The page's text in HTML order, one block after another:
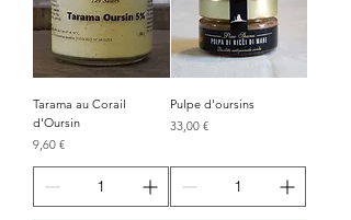
Tarama au Corail
d'Oursin
Prix
9,60 €
Pulpe d'oursins
Prix
33,00 €